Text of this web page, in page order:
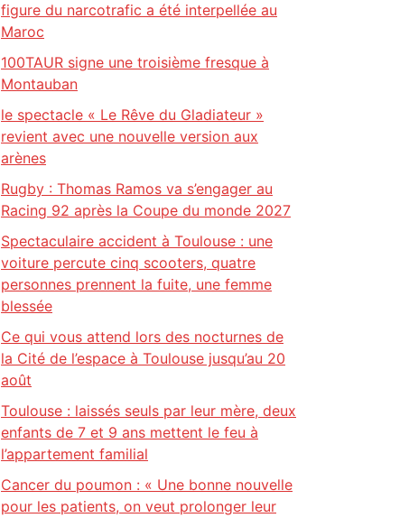
figure du narcotrafic a été interpellée au
Maroc
100TAUR signe une troisième fresque à
Montauban
le spectacle « Le Rêve du Gladiateur »
revient avec une nouvelle version aux
arènes
Rugby : Thomas Ramos va s’engager au
Racing 92 après la Coupe du monde 2027
Spectaculaire accident à Toulouse : une
voiture percute cinq scooters, quatre
personnes prennent la fuite, une femme
blessée
Ce qui vous attend lors des nocturnes de
la Cité de l’espace à Toulouse jusqu’au 20
août
Toulouse : laissés seuls par leur mère, deux
enfants de 7 et 9 ans mettent le feu à
l’appartement familial
Cancer du poumon : « Une bonne nouvelle
pour les patients, on veut prolonger leur